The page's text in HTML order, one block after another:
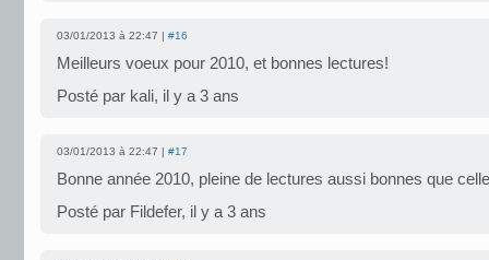
03/01/2013 à 22:47 | #16
Meilleurs voeux pour 2010, et bonnes lectures!
Posté par kali, il y a 3 ans
03/01/2013 à 22:47 | #17
Bonne année 2010, pleine de lectures aussi bonnes que
Posté par Fildefer, il y a 3 ans